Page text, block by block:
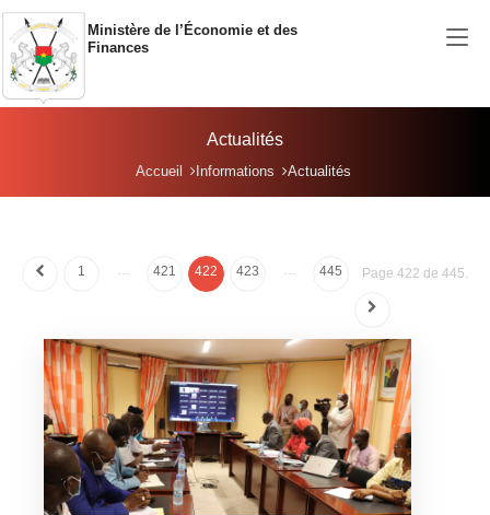
Aller au contenu principal
Ministère de l’Économie et des
Finances
Actualités
Accueil Informations Actualités
Page 422 de 445.
1 … 421 422 423 … 445